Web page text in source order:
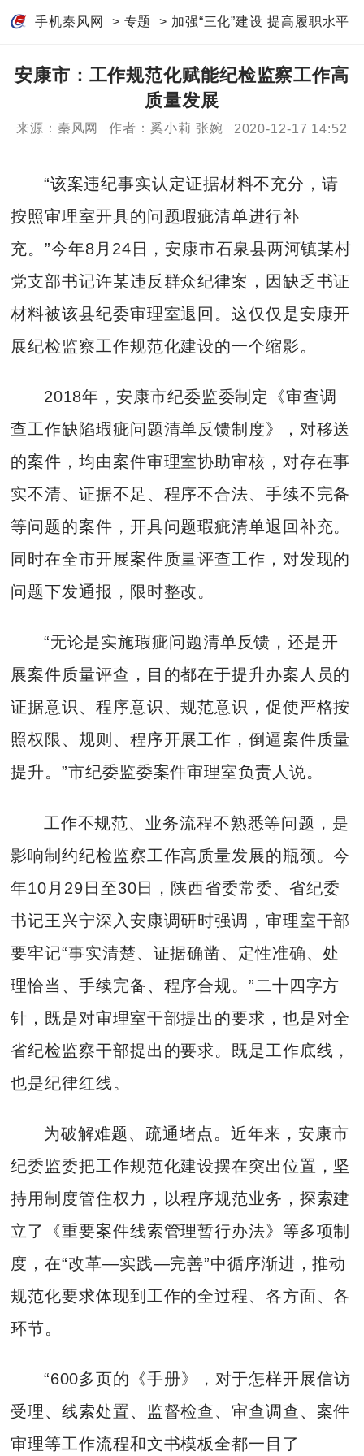
手机秦风网 > 专题 > 加强“三化”建设 提高履职水平
安康市：工作规范化赋能纪检监察工作高
质量发展
来源：秦风网 作者：奚小莉 张婉 2020-12-17 14:52
“该案违纪事实认定证据材料不充分，请
按照审理室开具的问题瑕疵清单进行补
充。”今年8月24日，安康市石泉县两河镇某村
党支部书记许某违反群众纪律案，因缺乏书证
材料被该县纪委审理室退回。这仅仅是安康开
展纪检监察工作规范化建设的一个缩影。
2018年，安康市纪委监委制定《审查调
查工作缺陷瑕疵问题清单反馈制度》，对移送
的案件，均由案件审理室协助审核，对存在事
实不清、证据不足、程序不合法、手续不完备
等问题的案件，开具问题瑕疵清单退回补充。
同时在全市开展案件质量评查工作，对发现的
问题下发通报，限时整改。
“无论是实施瑕疵问题清单反馈，还是开
展案件质量评查，目的都在于提升办案人员的
证据意识、程序意识、规范意识，促使严格按
照权限、规则、程序开展工作，倒逼案件质量
提升。”市纪委监委案件审理室负责人说。
工作不规范、业务流程不熟悉等问题，是
影响制约纪检监察工作高质量发展的瓶颈。今
年10月29日至30日，陕西省委常委、省纪委
书记王兴宁深入安康调研时强调，审理室干部
要牢记“事实清楚、证据确凿、定性准确、处
理恰当、手续完备、程序合规。”二十四字方
针，既是对审理室干部提出的要求，也是对全
省纪检监察干部提出的要求。既是工作底线，
也是纪律红线。
为破解难题、疏通堵点。近年来，安康市
纪委监委把工作规范化建设摆在突出位置，坚
持用制度管住权力，以程序规范业务，探索建
立了《重要案件线索管理暂行办法》等多项制
度，在“改革—实践—完善”中循序渐进，推动
规范化要求体现到工作的全过程、各方面、各
环节。
“600多页的《手册》，对于怎样开展信访
受理、线索处置、监督检查、审查调查、案件
审理等工作流程和文书模板全都一目了